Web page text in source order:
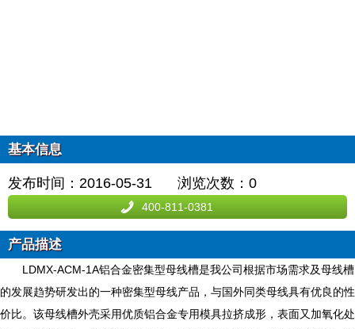
基本信息
发布时间：2016-05-31 浏览次数： 0
400-811-0381
产品描述
LDMX-ACM-1A铝合金密集型母线槽是我公司根据市场需求及母线槽
的发展趋势研发出的一种密集型母线产品，与国外同类母线具有优良的性
价比。该母线槽外壳采用优质铝合金专用模具拉挤成形，表面又加氧化处